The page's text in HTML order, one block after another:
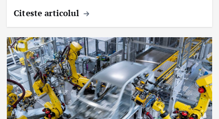
Citeste articolul